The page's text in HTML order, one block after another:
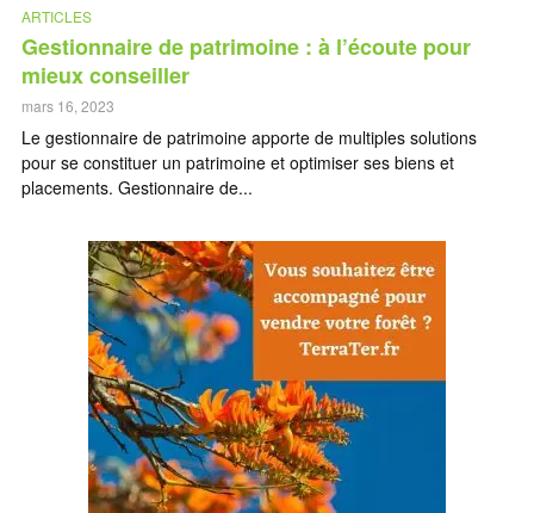
ARTICLES
Gestionnaire de patrimoine : à l’écoute pour
mieux conseiller
mars 16, 2023
Le gestionnaire de patrimoine apporte de multiples solutions
pour se constituer un patrimoine et optimiser ses biens et
placements. Gestionnaire de...